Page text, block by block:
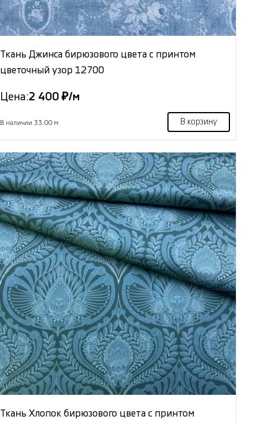
Ткань Джинса бирюзового цвета с принтом
цветочный узор 12700
Цена:2 400 ₽/м
В наличии 33.00 м В корзину
Ткань Хлопок бирюзового цвета с принтом